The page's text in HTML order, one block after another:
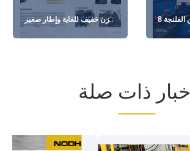
وزن خفيف للغاية وإطار صغير
فحص آلة طحن الفلنجة 8M-
2ND
أخبار ذات صلة